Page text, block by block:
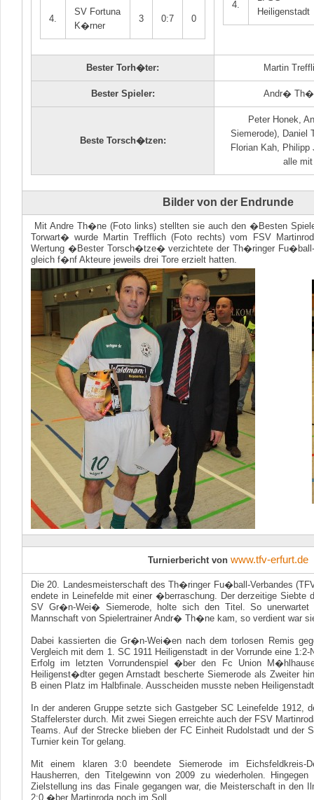
4.
SV Fortuna
K�rner
3 0:7 0
4.
Heiligenstadt
Bester Torh�ter: Martin
Bester Spieler: Andr�
Beste Torsch�tzen:
Peter Honek,
Siemerode), Daniel
Florian Kah, Philipp
alle
Bilder von der Endrunde
Mit Andre Th�ne (Foto links) stellten sie auch den �Besten
Torwart� wurde Martin Trefflich (Foto rechts) vom FSV
Wertung �Bester Torsch�tze� verzichtete der Th�ringer Fu�ball-
gleich f�nf Akteure jeweils drei Tore erzielt hatten.
Turnierbericht von www.tfv-erfurt.de
Die 20. Landesmeisterschaft des Th�ringer Fu�ball-Verbandes
endete in Leinefelde mit einer �berraschung. Der derzeitige Siebte
SV Gr�n-Wei� Siemerode, holte sich den Titel. So
Mannschaft von Spielertrainer Andr� Th�ne kam, so verdient war
Dabei kassierten die Gr�n-Wei�en nach dem torlosen Remis
Vergleich mit dem 1. SC 1911 Heiligenstadt in der Vorrunde eine 1:2-
Erfolg im letzten Vorrundenspiel �ber den Fc Union
Heiligenst�dter gegen Arnstadt bescherte Siemerode als Zweiter
B einen Platz im Halbfinale. Ausscheiden musste neben
In der anderen Gruppe setzte sich Gastgeber SC Leinefelde 1912,
Staffelerster durch. Mit zwei Siegen erreichte auch der FSV
Teams. Auf der Strecke blieben der FC Einheit Rudolstadt und der
Turnier kein Tor gelang.
Mit einem klaren 3:0 beendete Siemerode im Eichsfeldkreis-
Hausherren, den Titelgewinn von 2009 zu wiederholen.
Zielstellung ins das Finale gegangen war, die Meisterschaft in den
2:0 �ber Martinroda noch im Soll.